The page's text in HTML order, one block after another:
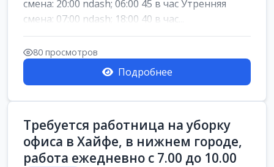
смена: 20:00 ndash; 06:00 45 в час Утренняя
смена: 07:00 ndash; 18:00 40 в час...
80 просмотров
Подробнее
Требуется работница на уборку
офиса в Хайфе, в нижнем городе,
работа ежедневно с 7.00 до 10.00